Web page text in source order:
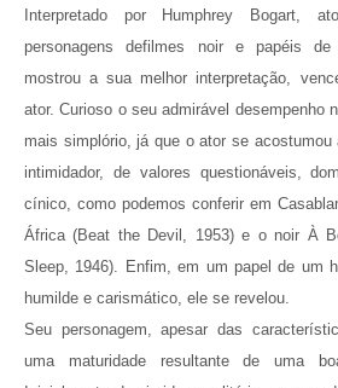
Interpretado por Humphrey Bogart,
personagensdefilmes noir e papéis de
mostrou a sua melhor interpretação,
ator. Curioso o seu admirável desempenho
mais simplório, já que o ator se
intimidador, de valores questionáveis,
cínico, como podemos conferir em
África (Beat the Devil, 1953) e o noir À
Sleep, 1946). Enfim, em um papel de um
humilde e carismático, ele se revelou.
Seu personagem, apesar das
uma maturidade resultante de uma